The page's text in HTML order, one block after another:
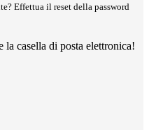
Effettua il reset della password
casella di posta elettronica!